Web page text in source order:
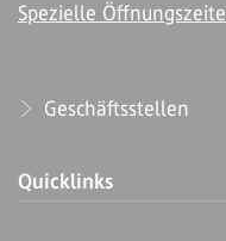
Spezielle
Geschäftsstellen
Quicklinks